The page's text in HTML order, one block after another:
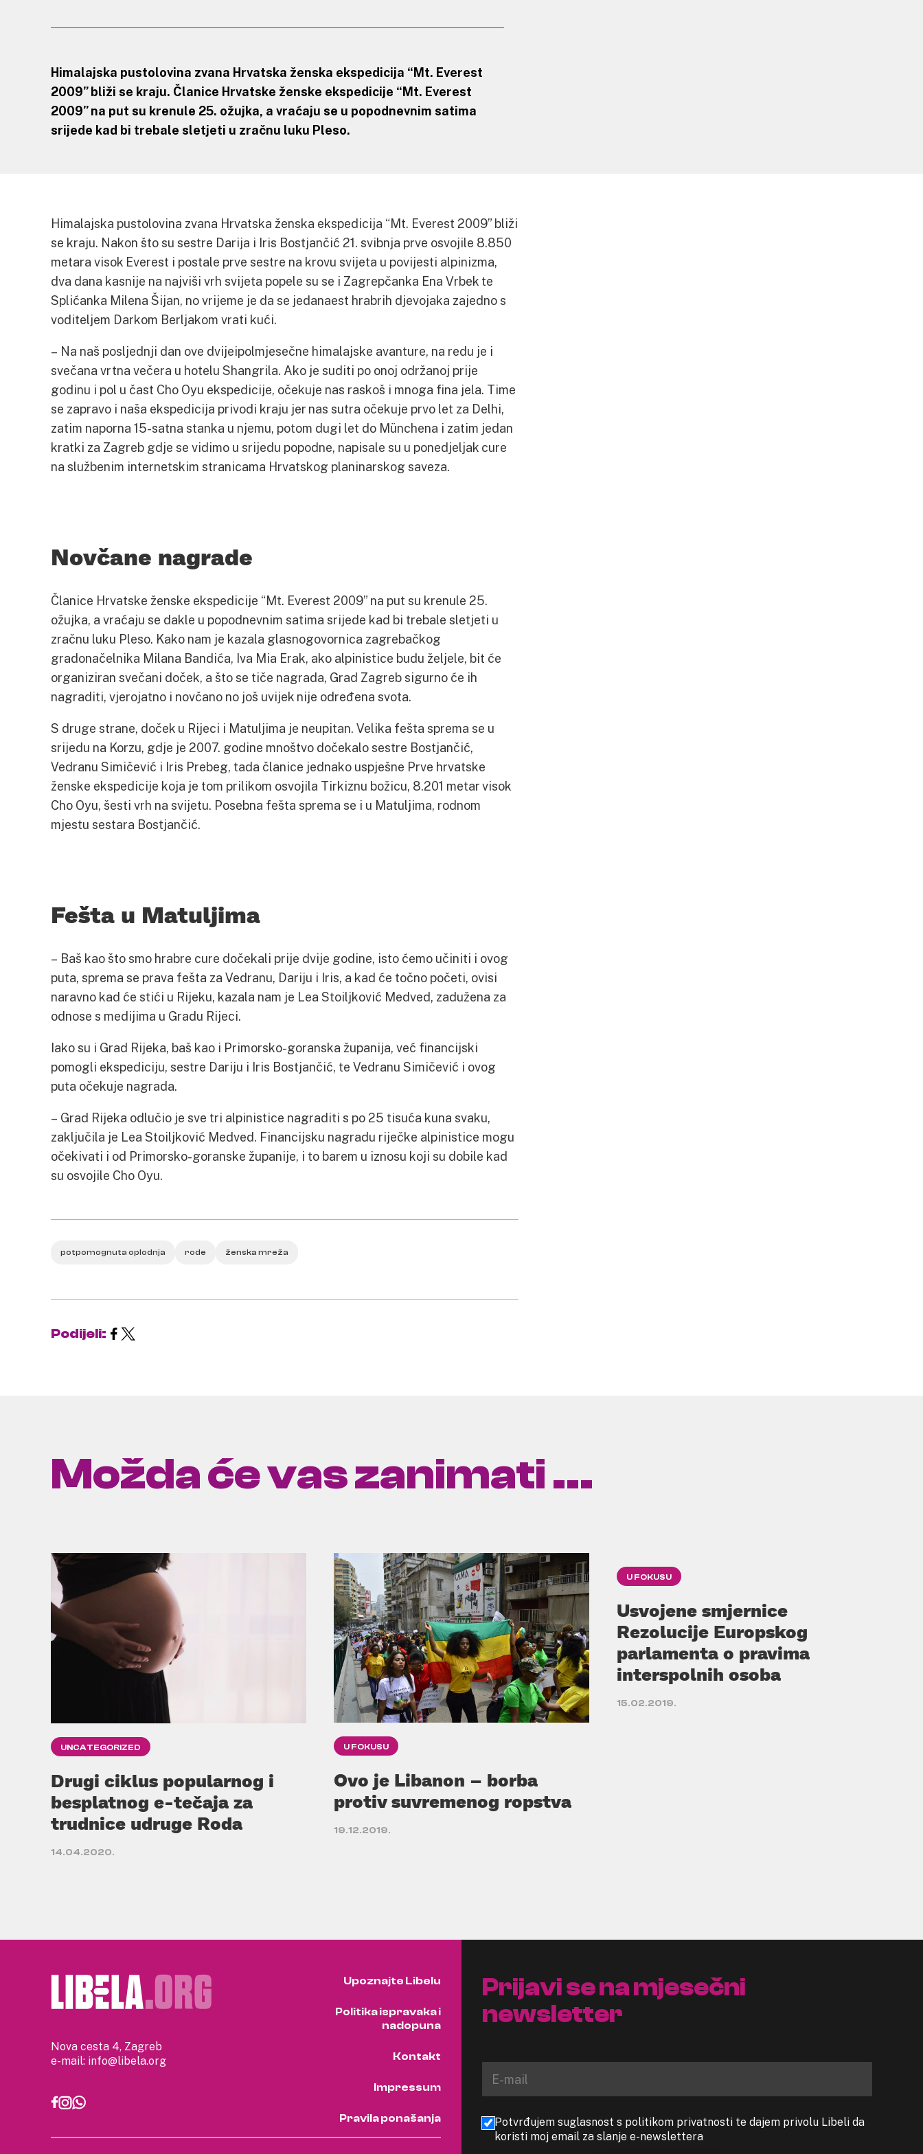
Himalajska pustolovina zvana Hrvatska ženska ekspedicija “Mt. Everest
2009” bliži se kraju. Članice Hrvatske ženske ekspedicije “Mt. Everest
2009” na put su krenule 25. ožujka, a vraćaju se u popodnevnim satima
srijede kad bi trebale sletjeti u zračnu luku Pleso.
Himalajska pustolovina zvana Hrvatska ženska ekspedicija “Mt. Everest 2009” bliži
se kraju. Nakon što su sestre Darija i Iris Bostjančić 21. svibnja prve osvojile 8.850
metara visok Everest i postale prve sestre na krovu svijeta u povijesti alpinizma,
dva dana kasnije na najviši vrh svijeta popele su se i Zagrepčanka Ena Vrbek te
Splićanka Milena Šijan, no vrijeme je da se jedanaest hrabrih djevojaka zajedno s
voditeljem Darkom Berljakom vrati kući.
– Na naš posljednji dan ove dvijeipolmjesečne himalajske avanture, na redu je i
svečana vrtna večera u hotelu Shangrila. Ako je suditi po onoj održanoj prije
godinu i pol u čast Cho Oyu ekspedicije, očekuje nas raskoš i mnoga fina jela. Time
se zapravo i naša ekspedicija privodi kraju jer nas sutra očekuje prvo let za Delhi,
zatim naporna 15-satna stanka u njemu, potom dugi let do Münchena i zatim jedan
kratki za Zagreb gdje se vidimo u srijedu popodne, napisale su u ponedjeljak cure
na službenim internetskim stranicama Hrvatskog planinarskog saveza.
Novčane nagrade
Članice Hrvatske ženske ekspedicije “Mt. Everest 2009” na put su krenule 25.
ožujka, a vraćaju se dakle u popodnevnim satima srijede kad bi trebale sletjeti u
zračnu luku Pleso. Kako nam je kazala glasnogovornica zagrebačkog
gradonačelnika Milana Bandića, Iva Mia Erak, ako alpinistice budu željele, bit će
organiziran svečani doček, a što se tiče nagrada, Grad Zagreb sigurno će ih
nagraditi, vjerojatno i novčano no još uvijek nije određena svota.
S druge strane, doček u Rijeci i Matuljima je neupitan. Velika fešta sprema se u
srijedu na Korzu, gdje je 2007. godine mnoštvo dočekalo sestre Bostjančić,
Vedranu Simičević i Iris Prebeg, tada članice jednako uspješne Prve hrvatske
ženske ekspedicije koja je tom prilikom osvojila Tirkiznu božicu, 8.201 metar visok
Cho Oyu, šesti vrh na svijetu. Posebna fešta sprema se i u Matuljima, rodnom
mjestu sestara Bostjančić.
Fešta u Matuljima
– Baš kao što smo hrabre cure dočekali prije dvije godine, isto ćemo učiniti i ovog
puta, sprema se prava fešta za Vedranu, Dariju i Iris, a kad će točno početi, ovisi
naravno kad će stići u Rijeku, kazala nam je Lea Stoiljković Medved, zadužena za
odnose s medijima u Gradu Rijeci.
Iako su i Grad Rijeka, baš kao i Primorsko-goranska županija, već financijski
pomogli ekspediciju, sestre Dariju i Iris Bostjančić, te Vedranu Simičević i ovog
puta očekuje nagrada.
– Grad Rijeka odlučio je sve tri alpinistice nagraditi s po 25 tisuća kuna svaku,
zaključila je Lea Stoiljković Medved. Financijsku nagradu riječke alpinistice mogu
očekivati i od Primorsko-goranske županije, i to barem u iznosu koji su dobile kad
su osvojile Cho Oyu.
potpomognuta oplodnja rode ženska mreža
Podijeli:
Možda će vas zanimati ...
UNCATEGORIZED
Drugi ciklus popularnog i
besplatnog e-tečaja za
trudnice udruge Roda
14.04.2020.
U FOKUSU
Ovo je Libanon – borba
protiv suvremenog ropstva
19.12.2019.
U FOKUSU
Usvojene smjernice
Rezolucije Europskog
parlamenta o pravima
interspolnih osoba
15.02.2019.
Nova cesta 4, Zagreb
e-mail: info@libela.org
Upoznajte Libelu
Politika ispravaka i
nadopuna
Kontakt
Impressum
Pravila ponašanja
Prijavi se na mjesečni
newsletter
Potvrđujem suglasnost s politikom privatnosti te dajem privolu Libeli da
koristi moj email za slanje e-newslettera